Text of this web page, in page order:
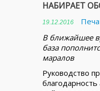
НАБИРАЕТ
19.12.2016
В ближайшее
база
маралов
Руководство